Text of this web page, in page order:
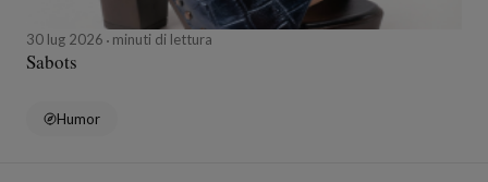
30 lug 2026 minuti di lettura
Sabots
Humor